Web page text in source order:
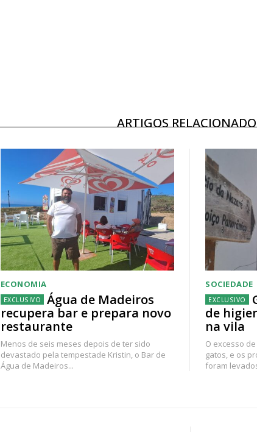
ARTIGOS
ECONOMIA
Água de Madeiros
recupera bar e prepara novo
restaurante
Menos de seis meses depois de ter sido
devastado pela tempestade Kristin, o Bar de
Água de Madeiros...
SOCIEDADE
de
na vila
O excesso
gatos, e os
foram